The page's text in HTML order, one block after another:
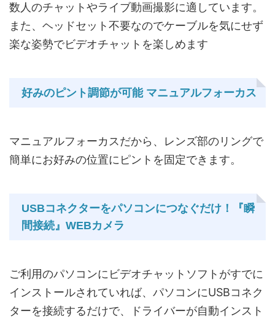
数人のチャットやライブ動画撮影に適しています。
また、ヘッドセット不要なのでケーブルを気にせず
楽な姿勢でビデオチャットを楽しめます
好みのピント調節が可能 マニュアルフォーカス
マニュアルフォーカスだから、レンズ部のリングで
簡単にお好みの位置にピントを固定できます。
USBコネクターをパソコンにつなぐだけ！『瞬
間接続』WEBカメラ
ご利用のパソコンにビデオチャットソフトがすでに
インストールされていれば、パソコンにUSBコネク
ターを接続するだけで、ドライバーが自動インスト